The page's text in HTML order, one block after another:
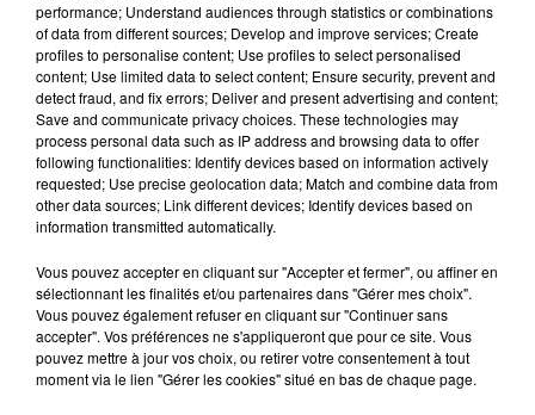
10h00 - 12h00
les dedicaces
11h04
11h04 11h01
11h01 10h56
10h56
performance; Understand audiences through statistics or combinations
of data from different sources; Develop and improve services; Create
profiles to personalise content; Use profiles to select personalised
content; Use limited data to select content; Ensure security, prevent and
detect fraud, and fix errors; Deliver and present advertising and content;
Save and communicate privacy choices. These technologies may
process personal data such as IP address and browsing data to offer
following functionalities: Identify devices based on information actively
requested; Use precise geolocation data; Match and combine data from
other data sources; Link different devices; Identify devices based on
information transmitted automatically.
Vous pouvez accepter en cliquant sur "Accepter et fermer", ou affiner en
sélectionnant les finalités et/ou partenaires dans "Gérer mes choix".
Vous pouvez également refuser en cliquant sur "Continuer sans
accepter". Vos préférences ne s'appliqueront que pour ce site. Vous
pouvez mettre à jour vos choix, ou retirer votre consentement à tout
moment via le lien "Gérer les cookies" situé en bas de chaque page.